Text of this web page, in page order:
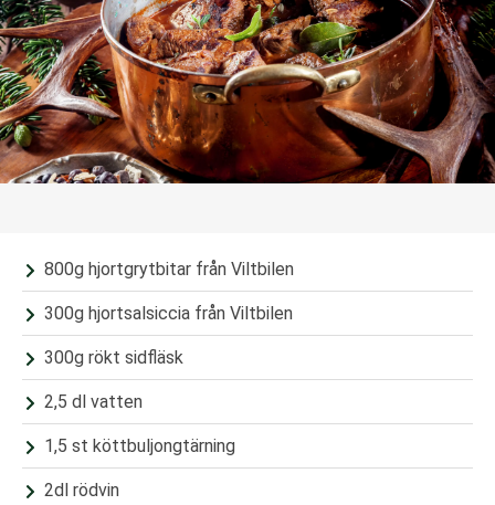
800g hjortgrytbitar från Viltbilen
300g hjortsalsiccia från Viltbilen
300g rökt sidfläsk
2,5 dl vatten
1,5 st köttbuljongtärning
2dl rödvin